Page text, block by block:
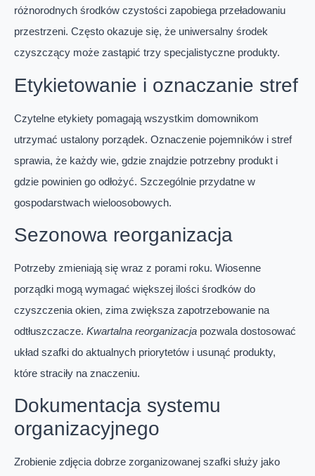
różnorodnych środków czystości zapobiega przeładowaniu
przestrzeni. Często okazuje się, że uniwersalny środek
czyszczący może zastąpić trzy specjalistyczne produkty.
Etykietowanie i oznaczanie stref
Czytelne etykiety pomagają wszystkim domownikom
utrzymać ustalony porządek. Oznaczenie pojemników i stref
sprawia, że każdy wie, gdzie znajdzie potrzebny produkt i
gdzie powinien go odłożyć. Szczególnie przydatne w
gospodarstwach wieloosobowych.
Sezonowa reorganizacja
Potrzeby zmieniają się wraz z porami roku. Wiosenne
porządki mogą wymagać większej ilości środków do
czyszczenia okien, zima zwiększa zapotrzebowanie na
odtłuszczacze. Kwartalna reorganizacja pozwala dostosować
układ szafki do aktualnych priorytetów i usunąć produkty,
które straciły na znaczeniu.
Dokumentacja systemu
organizacyjnego
Zrobienie zdjęcia dobrze zorganizowanej szafki służy jako